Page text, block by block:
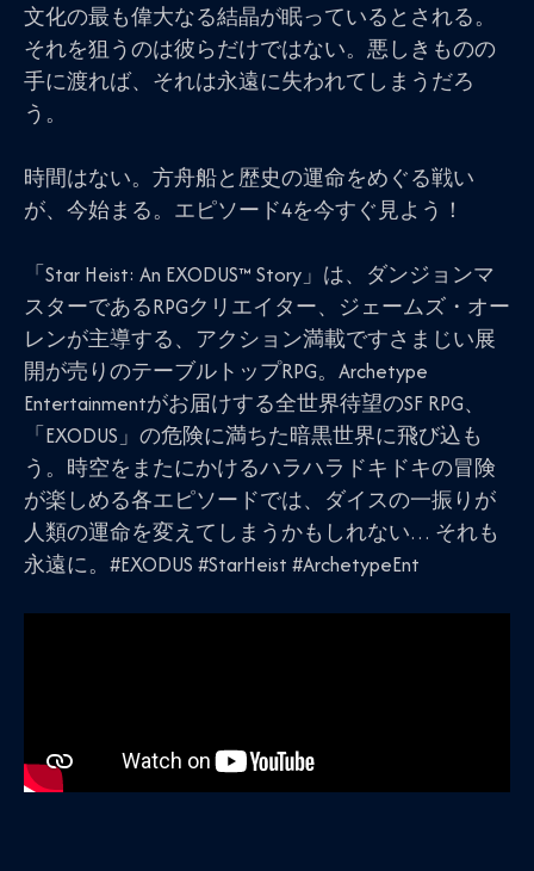
文化の最も偉大なる結晶が眠っているとされる。
それを狙うのは彼らだけではない。悪しきものの
手に渡れば、それは永遠に失われてしまうだろ
う。
時間はない。方舟船と歴史の運命をめぐる戦い
が、今始まる。エピソード4を今すぐ見よう！
「Star Heist: An EXODUS™ Story」は、ダンジョンマ
スターであるRPGクリエイター、ジェームズ・オー
レンが主導する、アクション満載ですさまじい展
開が売りのテーブルトップRPG。Archetype
Entertainmentがお届けする全世界待望のSF RPG、
「EXODUS」の危険に満ちた暗黒世界に飛び込も
う。時空をまたにかけるハラハラドキドキの冒険
が楽しめる各エピソードでは、ダイスの一振りが
人類の運命を変えてしまうかもしれない… それも
永遠に。#EXODUS #StarHeist #ArchetypeEnt